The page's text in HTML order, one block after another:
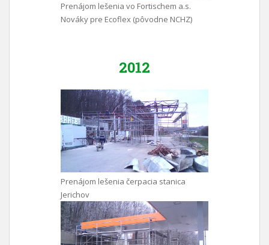
Prenájom lešenia vo Fortischem a.s.
Nováky pre Ecoflex (pôvodne NCHZ)
2012
Prenájom lešenia čerpacia stanica
Jerichov